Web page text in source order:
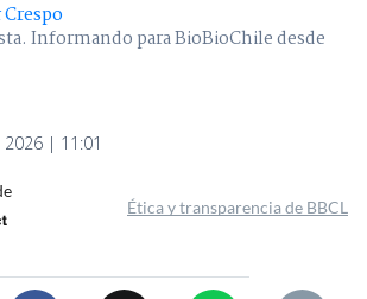
Informando para BioBioChile desde
| 11:01
Ética y transparencia de BBCL